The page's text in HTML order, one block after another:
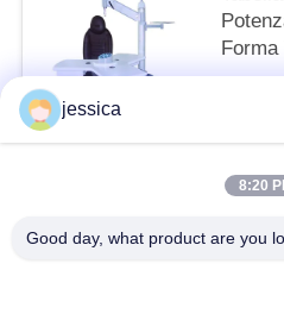
Forma
jessica
8:20
Good day, what product are you